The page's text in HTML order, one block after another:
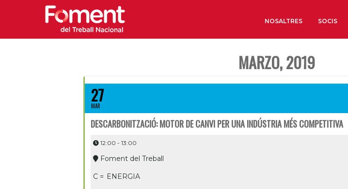
NOSALTRES SOCIS
MARZO, 2019
27
MAR
DESCARBONITZACIÓ: MOTOR DE CANVI PER UNA INDÚSTRIA MÉS COMPETITIVA
12:00 - 13:00
Foment del Treball
C = ENERGIA